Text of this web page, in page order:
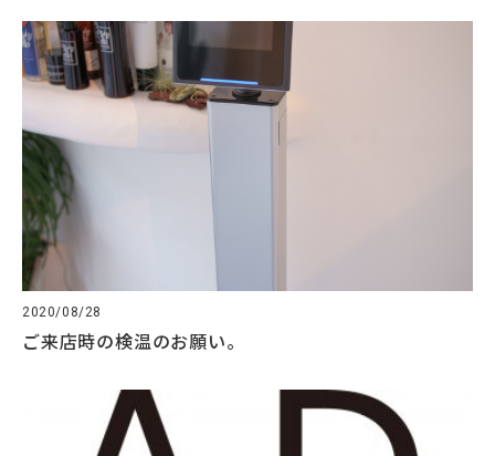
2020/08/28
ご来店時の検温のお願い。